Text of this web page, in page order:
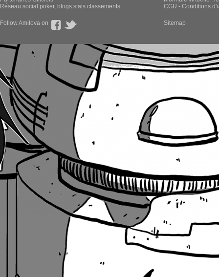
Réseau social poker, blogs stats classements
CGU - Conditions
Follow Amilova on Sitemap